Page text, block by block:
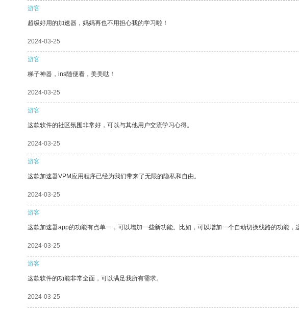
游客
超级好用的加速器，妈妈再也不用担心我的学习啦！
2024-03-25
游客
梯子神器，ins随便看，美美哒！
2024-03-25
游客
这款软件的社区氛围非常好，可以与其他用户交流学习心得。
2024-03-25
游客
这款加速器VPM应用程序已经为我们带来了无限的隐私和自由。
2024-03-25
游客
这款加速器app的功能有点单一，可以增加一些新功能。比如，可以增加一个自动切换线路的功能
2024-03-25
游客
这款软件的功能非常全面，可以满足我所有需求。
2024-03-25